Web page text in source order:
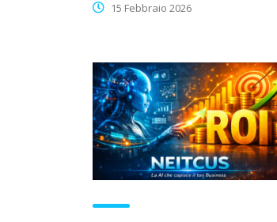
15 Febbraio 2026